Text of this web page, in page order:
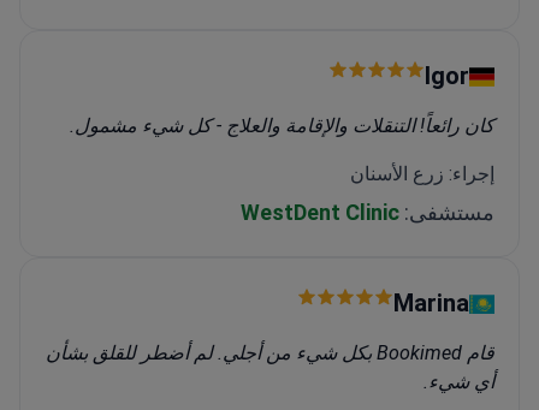
Igor
كان رائعاً! التنقلات والإقامة والعلاج - كل شيء مشمول.
إجراء: زرع الأسنان
مستشفى: WestDent Clinic
Marina
قام Bookimed بكل شيء من أجلي. لم أضطر للقلق بشأن
أي شيء.